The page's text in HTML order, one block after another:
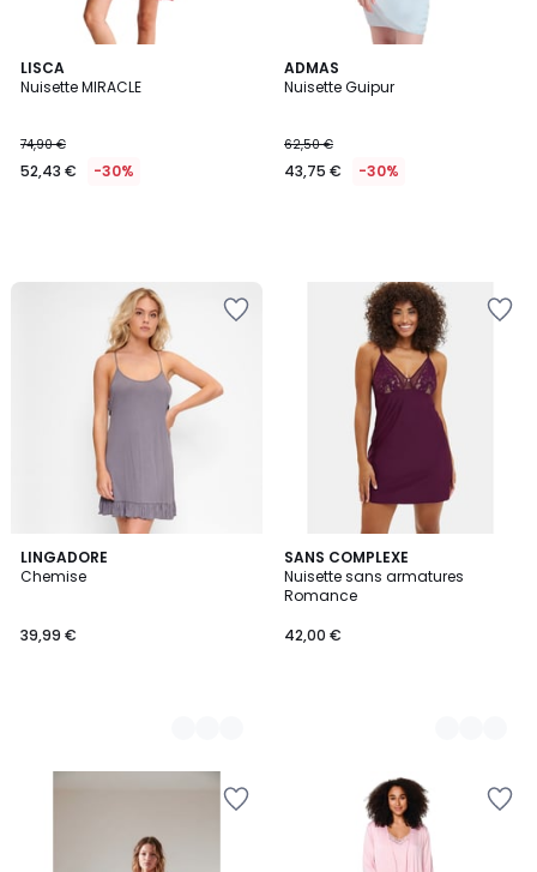
LISCA
Nuisette MIRACLE
74,90 €
52,43 € -30%
ADMAS
Nuisette Guipur
62,50 €
43,75 € -30%
LINGADORE
Chemise
39,99 €
2
Couleurs
SANS COMPLEXE
Nuisette sans armatures
Romance
42,00 €
2
Couleurs